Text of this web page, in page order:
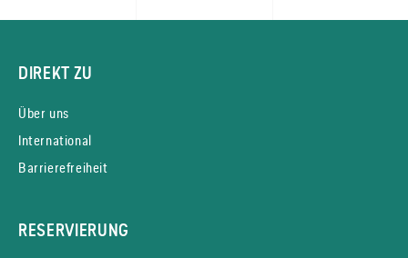
DIREKT ZU
Über uns
International
Barrierefreiheit
RESERVIERUNG